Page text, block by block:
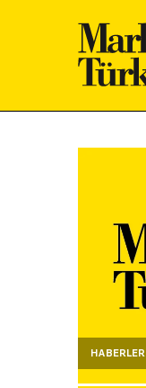
HABERLER